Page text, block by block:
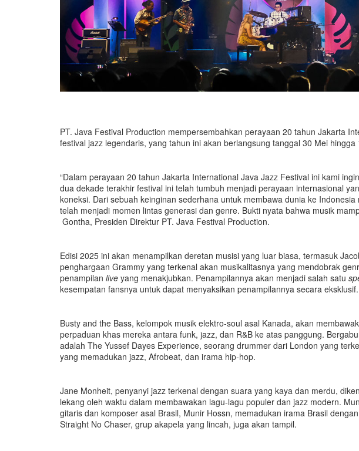
PT. Java Festival Production mempersembahkan perayaan 20 tahun Jakarta
festival jazz legendaris, yang tahun ini akan berlangsung tanggal 30 Mei hingga
“Dalam perayaan 20 tahun Jakarta International Java Jazz Festival ini kami
dua dekade terakhir festival ini telah tumbuh menjadi perayaan internasional
koneksi. Dari sebuah keinginan sederhana untuk membawa dunia ke
telah menjadi momen lintas generasi dan genre. Bukti nyata bahwa musik
Gontha, Presiden Direktur PT. Java Festival Production.
Edisi 2025 ini akan menampilkan deretan musisi yang luar biasa, termasuk
penghargaan Grammy yang terkenal akan musikalitasnya yang mendobrak
penampilan live yang menakjubkan. Penampilannya akan menjadi salah satu
kesempatan fansnya untuk dapat menyaksikan penampilannya secara eksklusif.
Busty and the Bass, kelompok musik elektro-soul asal Kanada, akan
perpaduan khas mereka antara funk, jazz, dan R&B ke atas panggung.
adalah The Yussef Dayes Experience, seorang drummer dari London yang
yang memadukan jazz, Afrobeat, dan irama hip-hop.
Jane Monheit, penyanyi jazz terkenal dengan suara yang kaya dan merdu,
lekang oleh waktu dalam membawakan lagu-lagu populer dan jazz modern.
gitaris dan komposer asal Brasil, Munir Hossn, memadukan irama Brasil
Straight No Chaser, grup akapela yang lincah, juga akan tampil.